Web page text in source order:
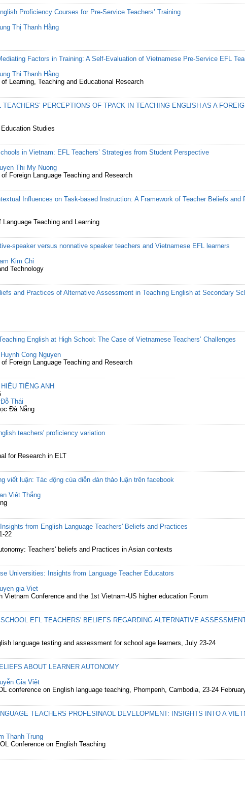
Proficiency Courses for Pre-Service Teachers’ Training
Thị Thanh Hằng
Factors in Training: A Self-Evaluation of Vietnamese Pre-Service EFL
Thị Thanh Hằng
Learning, Teaching and Educational Research
PERCEPTIONS OF TPACK IN TEACHING ENGLISH AS A
Studies
in Vietnam: EFL Teachers’ Strategies from Student Perspective
Thi My Nuong
Foreign Language Teaching and Research
Influences on Task-based Instruction: A Framework of Teacher Beliefs and
Teaching and Learning
speaker versus nonnative speaker teachers and Vietnamese EFL learners
Kim Chi
Technology
and Practices of Alternative Assessment in Teaching English at Secondary
English at High School: The Case of Vietnamese Teachers’ Challenges
Cong Nguyen
Foreign Language Teaching and Research
TIẾNG ANH
Đỗ Thái
Đà Nẵng
teachers' proficiency variation
for Research in ELT
viết luận: Tác động cúa diễn đàn thảo luận trên facebook
Việt Thắng
from English Language Teachers' Beliefs and Practices
22
Teachers' beliefs and Practices in Asian contexts
Universities: Insights from Language Teacher Educators
gia Viet
Vietnam Conference and the 1st Vietnam-US higher education Forum
EFL TEACHERS' BELIEFS REGARDING ALTERNATIVE
language testing and assessment for school age learners, July 23-24
ABOUT LEARNER AUTONOMY
Gia Việt
conference on English language teaching, Phompenh, Cambodia, 23-24
TEACHERS PROFESINAOL DEVELOPMENT: INSIGHTS INTO A
Thanh Trung
Conference on English Teaching